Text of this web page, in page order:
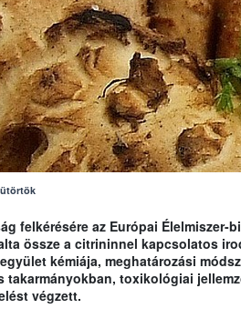
felkérésére az Európai Élelmiszer-
össze a citrininnel kapcsolatos
kémiája, meghatározási
takarmányokban, toxikológiai
végzett.